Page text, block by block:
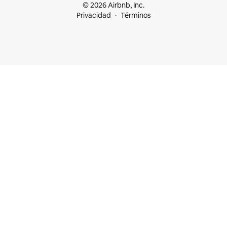
© 2026 Airbnb, Inc.
Privacidad
Términos